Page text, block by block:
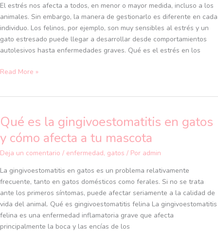
El estrés nos afecta a todos, en menor o mayor medida, incluso a los
animales. Sin embargo, la manera de gestionarlo es diferente en cada
individuo. Los felinos, por ejemplo, son muy sensibles al estrés y un
gato estresado puede llegar a desarrollar desde comportamientos
autolesivos hasta enfermedades graves. Qué es el estrés en los
está
estresado
y
qué
hacer
ayudarlo
Read More »
Qué es la gingivoestomatitis en gatos
y cómo afecta a tu mascota
Deja un comentario / enfermedad, gatos / Por admin
La gingivoestomatitis en gatos es un problema relativamente
frecuente, tanto en gatos domésticos como ferales. Si no se trata
ante los primeros síntomas, puede afectar seriamente a la calidad de
vida del animal. Qué es gingivoestomatitis felina La gingivoestomatitis
felina es una enfermedad inflamatoria grave que afecta
principalmente la boca y las encías de los
Qué
es
la
gingivoestomatitis
gatos
y
cómo
afecta
a
tu